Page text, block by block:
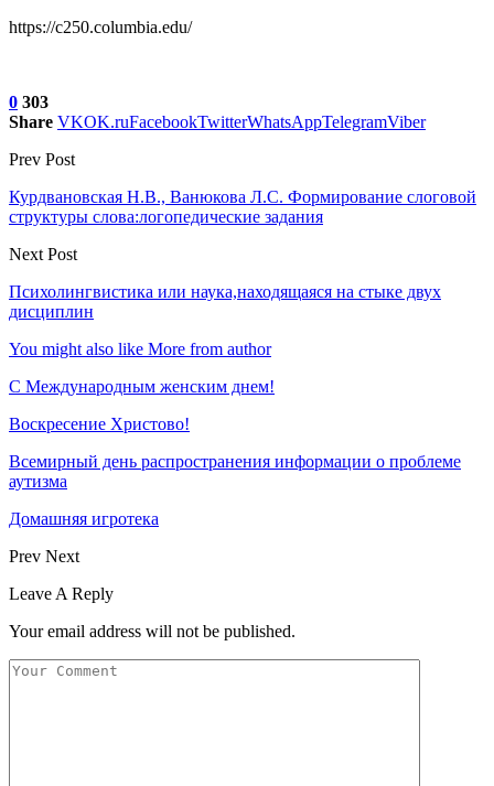
https://c250.columbia.edu/
0 303
Share VKOK.ruFacebookTwitterWhatsAppTelegramViber
Prev Post
Курдвановская Н.В., Ванюкова Л.С. Формирование слоговой
структуры слова:логопедические задания
Next Post
Психолингвистика или наука,находящаяся на стыке двух
дисциплин
You might also like More from author
С Международным женским днем!
Воскресение Xристово!
Всемирный день распространения информации о проблеме
аутизма
Домашняя игротека
Prev Next
Leave A Reply
Your email address will not be published.